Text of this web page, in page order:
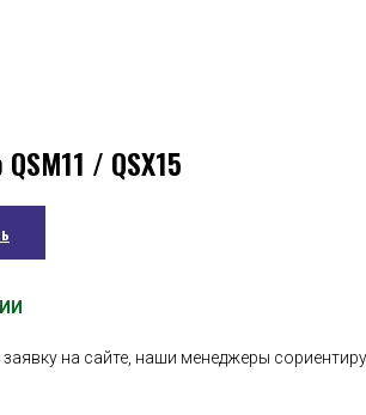
/ QSX15
заявку на сайте, наши менеджеры